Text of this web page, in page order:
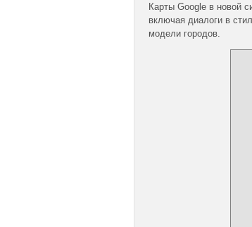
Карты Google в новой
включая диалоги в
модели городов.